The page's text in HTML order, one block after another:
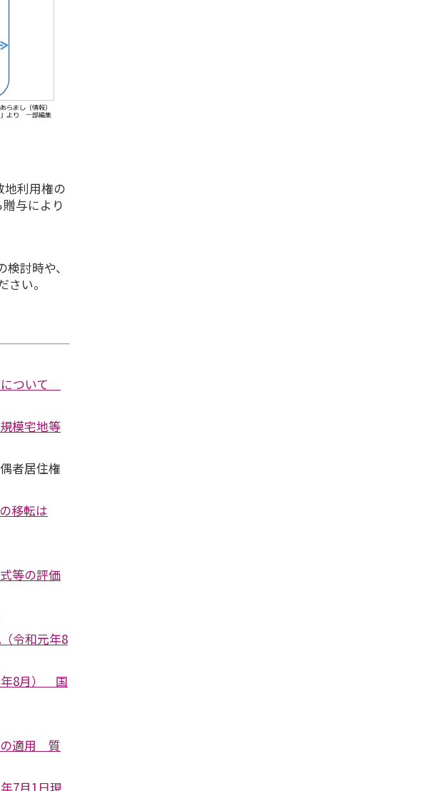
地利用権の
与により
討時や、
い。
ついて
模宅地等
者居住権
移転は
等の評価
令和元年8
年8月） 国
の適用 質
7月1日現